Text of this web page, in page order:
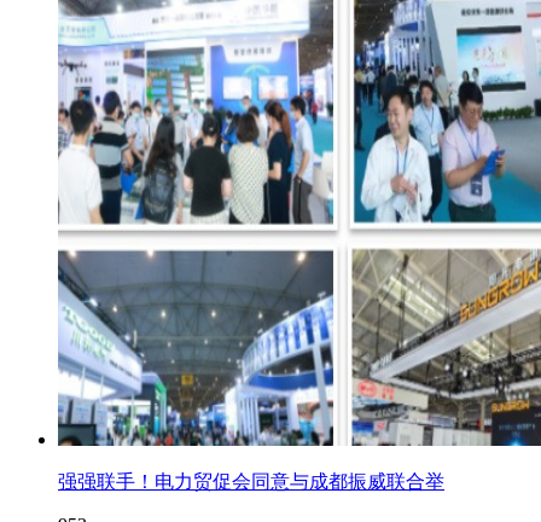
强强联手！电力贸促会同意与成都振威联合举